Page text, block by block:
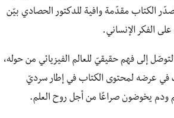
الكتاب مقدّمة وافية للدكتور الحصادي بيّن
الفكر الإنساني.
إلى فهم حقيقيّ للعالم الفيزيائي من حوله،
في عرضه لمحتوى الكتاب في إطار سرديّ
ودم يخوضون صراعًا من أجل روح العلم.